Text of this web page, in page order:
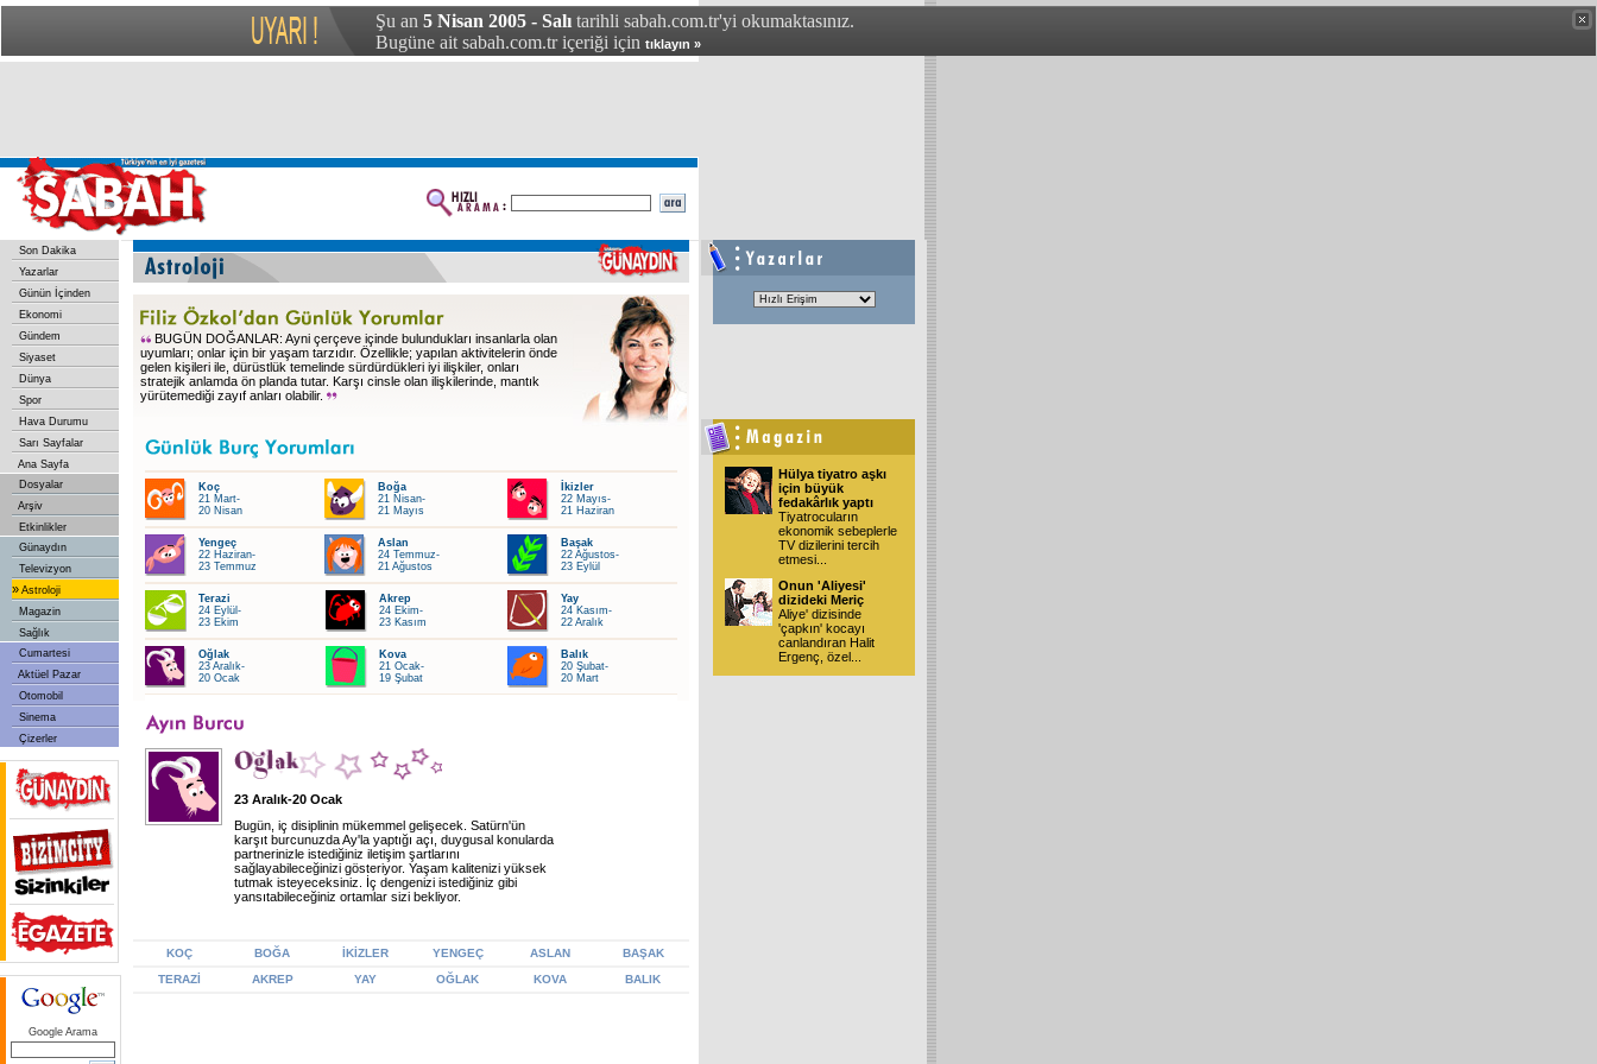
Şu an 5 Nisan 2005 - Salı tarihli sabah.com.tr'yi okumaktasınız.
Bugüne ait sabah.com.tr içeriği için tıklayın »
Son Dakika
Yazarlar
Günün İçinden
Ekonomi
Gündem
Siyaset
Dünya
Spor
Hava Durumu
Sarı Sayfalar
Ana Sayfa
Dosyalar
Arşiv
Etkinlikler
Günaydın
Televizyon
» Astroloji
Magazin
Sağlık
Cumartesi
Aktüel Pazar
Otomobil
Sinema
Çizerler
Google Arama
BUGÜN DOĞANLAR: Ayni çerçeve içinde bulundukları insanlarla olan
uyumları; onlar için bir yaşam tarzıdır. Özellikle; yapılan aktivitelerin önde
gelen kişileri ile, dürüstlük temelinde sürdürdükleri iyi ilişkiler, onları
stratejik anlamda ön planda tutar. Karşı cinsle olan ilişkilerinde, mantık
yürütemediği zayıf anları olabilir.
Koç
21 Mart-
20 Nisan
Boğa
21 Nisan-
21 Mayıs
İkizler
22 Mayıs-
21 Haziran
Yengeç
22 Haziran-
23 Temmuz
Aslan
24 Temmuz-
21 Ağustos
Başak
22 Ağustos-
23 Eylül
Terazi
24 Eylül-
23 Ekim
Akrep
24 Ekim-
23 Kasım
Yay
24 Kasım-
22 Aralık
Oğlak
23 Aralık-
20 Ocak
Kova
21 Ocak-
19 Şubat
Balık
20 Şubat-
20 Mart
23 Aralık-20 Ocak
Bugün, iç disiplinin mükemmel gelişecek. Satürn'ün
karşıt burcunuzda Ay'la yaptığı açı, duygusal konularda
partnerinizle istediğiniz iletişim şartlarını
sağlayabileceğinizi gösteriyor. Yaşam kalitenizi yüksek
tutmak isteyeceksiniz. İç dengenizi istediğiniz gibi
yansıtabileceğiniz ortamlar sizi bekliyor.
KOÇ BOĞA İKİZLER YENGEÇ ASLAN
BAŞAK
TERAZİ
AKREP YAY OĞLAK KOVA BALIK
Hülya tiyatro aşkı
için büyük
fedakârlık yaptı
Tiyatrocuların
ekonomik sebeplerle
TV dizilerini tercih
etmesi
Onun 'Aliyesi'
dizideki Meriç
Aliye' dizisinde
'çapkın' kocayı
canlandıran Halit
Ergenç, özel